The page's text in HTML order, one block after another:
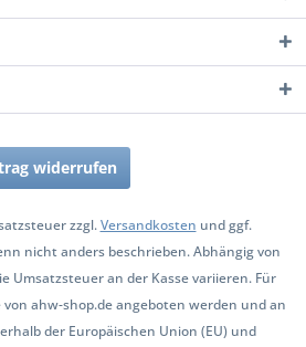
widerrufen
zzgl.Versandkosten und ggf.
nicht anders beschrieben. Abhängig von
Umsatzsteuer an der Kasse variieren. Für
von ahw-shop.de angeboten werden und an
der Europäischen Union (EU) und